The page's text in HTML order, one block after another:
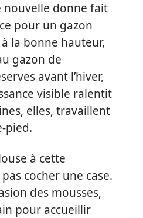
nouvelle donne fait
pour un gazon
la bonne hauteur,
gazon de
avant l’hiver,
visible ralentit
elles, travaillent
pied.
à cette
cocher une case.
des mousses,
pour accueillir